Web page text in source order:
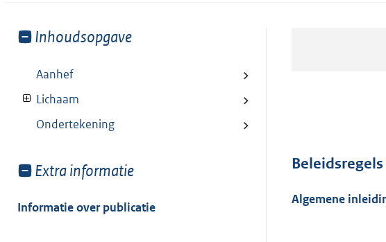
Toon
van:
Inhoudsopgave
Aanhef
Lichaam
Ondertekening
Toon
van:
Extra informatie
Informatie over publicatie
Algemene